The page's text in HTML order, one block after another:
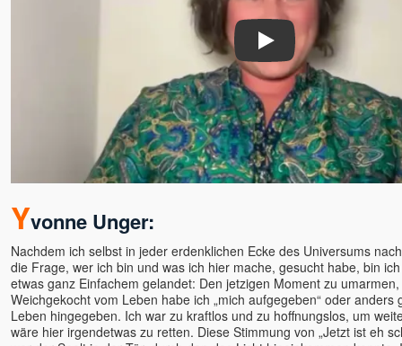
Play
Yvonne Unger:
Nachdem ich selbst in jeder erdenklichen Ecke des Universums
die Frage, wer ich bin und was ich hier mache, gesucht habe, bin
etwas ganz Einfachem gelandet: Den jetzigen Moment zu
Weichgekocht vom Leben habe ich „mich aufgegeben“ oder anders
Leben hingegeben. Ich war zu kraftlos und zu hoffnungslos, um
wäre hier irgendetwas zu retten. Diese Stimmung von „Jetzt ist eh